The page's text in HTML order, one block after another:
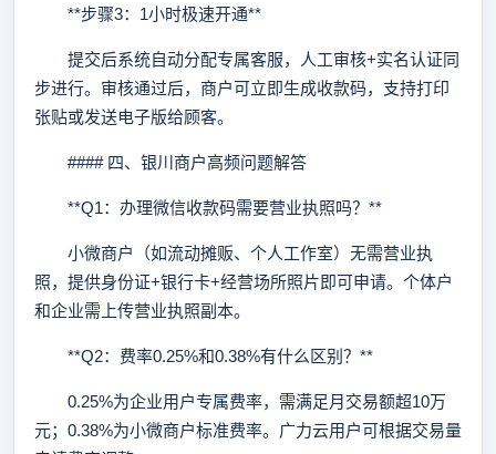
**步骤3：1小时极速开通**
提交后系统自动分配专属客服，人工审核+实名认证同
步进行。审核通过后，商户可立即生成收款码，支持打印
张贴或发送电子版给顾客。
#### 四、银川商户高频问题解答
**Q1：办理微信收款码需要营业执照吗？**
小微商户（如流动摊贩、个人工作室）无需营业执
照，提供身份证+银行卡+经营场所照片即可申请。个体户
和企业需上传营业执照副本。
**Q2：费率0.25%和0.38%有什么区别？**
0.25%为企业用户专属费率，需满足月交易额超10万
元；0.38%为小微商户标准费率。广力云用户可根据交易量